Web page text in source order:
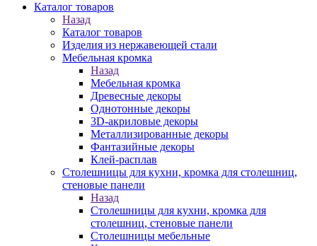
Каталог товаров
Назад
Каталог товаров
Изделия из нержавеющей стали
Мебельная кромка
Назад
Мебельная кромка
Древесные декоры
Однотонные декоры
3D-акриловые декоры
Металлизированные декоры
Фантазийные декоры
Клей-расплав
Столешницы для кухни, кромка для столешниц,
стеновые панели
Назад
Столешницы для кухни, кромка для
столешниц, стеновые панели
Столешницы мебельные